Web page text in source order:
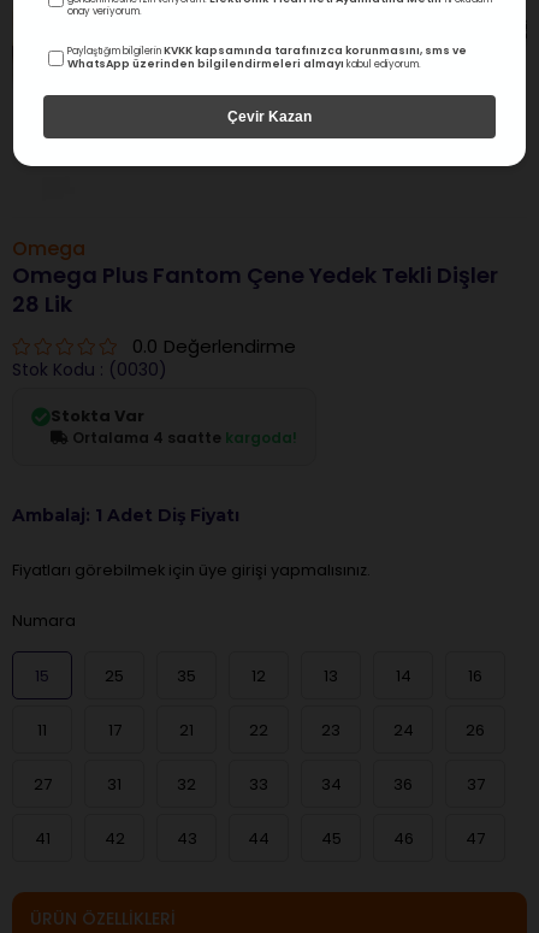
Omega
Omega Plus Fantom Çene Yedek Tekli Dişler
28 Lik
0.0 Değerlendirme
Stok Kodu (0030)
Stokta Var
Ortalama 4 saatte kargoda!
Ambalaj: 1 Adet Diş Fiyatı
Fiyatları görebilmek için üye girişi yapmalısınız.
Numara
15 25 35 12 13 14 16
11 17 21 22 23 24 26
27 31 32 33 34 36 37
41 42 43 44 45 46 47
ÜRÜN ÖZELLIKLERI
onay veriyorum.
Paylaştığım bilgilerinKVKK kapsamında tarafınızca korunmasını, sms ve
WhatsApp üzerinden bilgilendirmeleri almayı kabul ediyorum.
Çevir Kazan